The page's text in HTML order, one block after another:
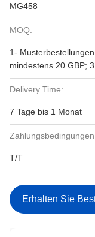
MG458
MOQ:
1-
mindestens 20 GBP;
Delivery Time:
7 Tage bis 1 Monat
T/T
Erhalten Sie